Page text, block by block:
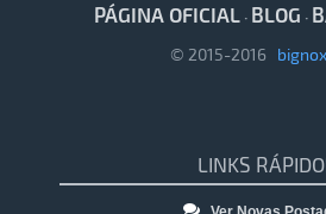
PÁGINA OFICIAL · BLOG ·
© 2015-2016
LINKS